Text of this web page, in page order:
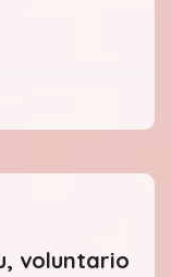
voluntario